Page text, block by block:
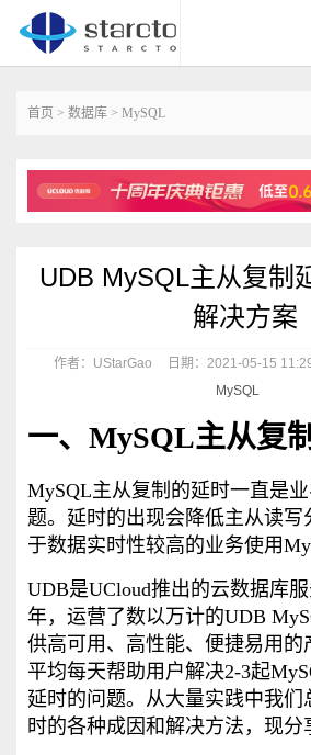
首页 > 数据库 > MySQL
UDB MySQL主从复制
解决方案
作者：UStarGao 日期：2021-05-15
MySQL
一、MySQL主从复
MySQL主从复制的延时一直是
题。延时的出现会降低主从读写
于数据实时性较高的业务使用
UDB是UCloud推出的云数据库
年，运营了数以万计的UDB
供高可用、高性能、便捷易用的
平均每天帮助用户解决2-3起
延时的问题。从大量实践中我们
时的各种成因和解决方法，现分